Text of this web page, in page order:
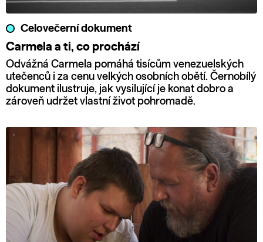
Celovečerní dokument
Carmela a ti, co prochází
Odvážná Carmela pomáhá tisícům venezuelských
utečenců i za cenu velkých osobních obětí. Černobílý
dokument ilustruje, jak vysilující je konat dobro a
zároveň udržet vlastní život pohromadě.